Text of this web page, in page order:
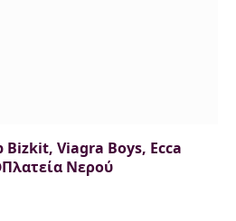
Bizkit, Viagra Boys, Ecca
Νερού